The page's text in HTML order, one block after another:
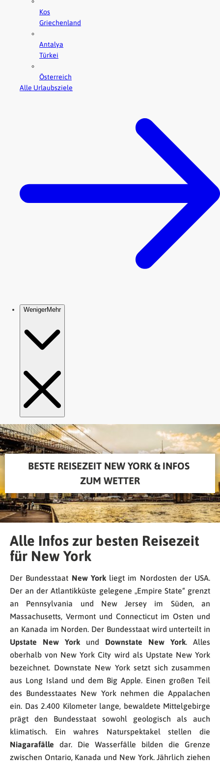
BESTE REISEZEIT NEW YORK & INFOS
ZUM WETTER
Alle Infos zur besten Reisezeit
für New York
Der Bundesstaat New Yorkliegt im Nordosten der USA.
Der an der Atlantikküste gelegene „Empire State“ grenzt
an Pennsylvania und New Jersey im Süden, an
Massachusetts, Vermont und Connecticut im Osten und
an Kanada im Norden. Der Bundesstaat wird unterteilt in
Upstate New York und Downstate New York. Alles
oberhalb von New York City wird als Upstate New York
bezeichnet. Downstate New York setzt sich zusammen
aus Long Island und dem Big Apple. Einen großen Teil
des Bundesstaates New York nehmen die Appalachen
ein. Das 2.400 Kilometer lange, bewaldete Mittelgebirge
prägt den Bundesstaat sowohl geologisch als auch
klimatisch. Ein wahres Naturspektakel stellen die
Niagarafälle dar. Die Wasserfälle bilden die Grenze
zwischen Ontario, Kanada und New York. Jährlich ziehen